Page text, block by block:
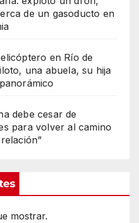
de un gasoducto en
en Río de
una abuela, su hija
debe cesar de
para volver al camino
mostrar.